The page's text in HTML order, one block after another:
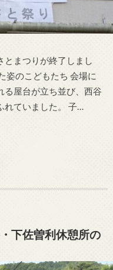
とまつりが終了しまし
姿のこどもたち 会場に
る屋台が立ち並び、西谷
れていました。 子…
下佐曽利休憩所の